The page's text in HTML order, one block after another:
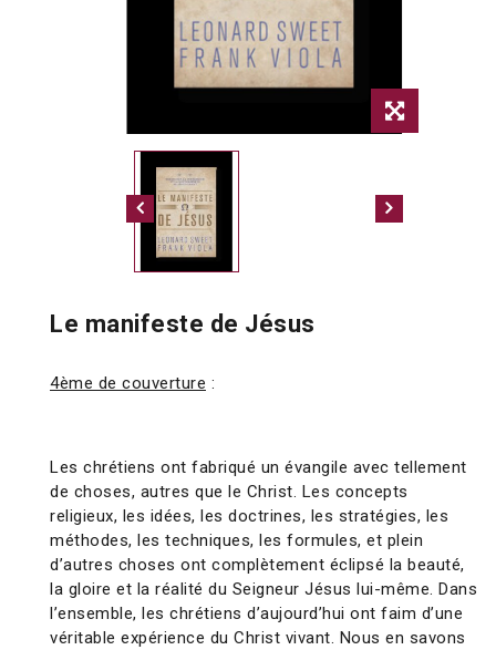
Le manifeste de Jésus
4ème de couverture :
Les chrétiens ont fabriqué un évangile avec tellement
de choses, autres que le Christ. Les concepts
religieux, les idées, les doctrines, les stratégies, les
méthodes, les techniques, les formules, et plein
d’autres choses ont complètement éclipsé la beauté,
la gloire et la réalité du Seigneur Jésus lui-même. Dans
l’ensemble, les chrétiens d’aujourd’hui ont faim d’une
véritable expérience du Christ vivant. Nous en savons